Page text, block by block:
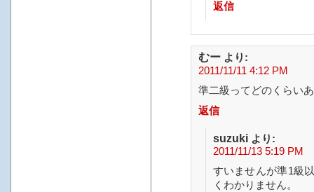
返信
むー より:
2011/11/11 4:12 PM
準二級ってどのくらい
返信
suzuki より:
2011/11/13 5:19 PM
すいませんが準1級
くわかりません。